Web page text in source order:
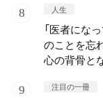
人生
「医者にな
のことを忘
心の背骨と
注目の一冊